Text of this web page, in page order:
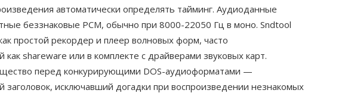
автоматически определять тайминг. Аудиоданные
беззнаковые PCM, обычно при 8000-22050 Гц в моно. Sndtool
простой рекордер и плеер волновых форм, часто
как shareware или в комплекте с драйверами звуковых карт.
перед конкурирующими DOS-аудиоформатами —
исключавший догадки при воспроизведении незнакомых